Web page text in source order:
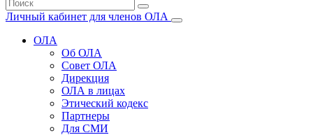
Личный кабинет для членов ОЛА
ОЛА
Об ОЛА
Совет ОЛА
Дирекция
ОЛА в лицах
Этический кодекс
Партнеры
Для СМИ